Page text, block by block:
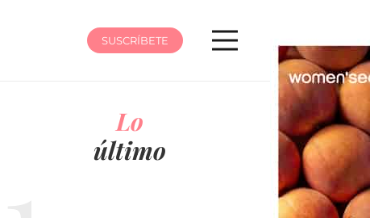
SUSCRÍBETE
Lo
último